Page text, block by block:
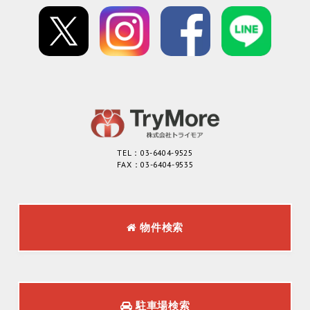
TEL：03-6404-9525
FAX：03-6404-9535
物件検索
駐車場検索